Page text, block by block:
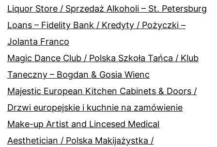
Liquor Store / Sprzedaż Alkoholi – St. Petersburg
Loans – Fidelity Bank / Kredyty / Pożyczki –
Jolanta Franco
Magic Dance Club / Polska Szkoła Tańca / Klub
Taneczny – Bogdan & Gosia Wienc
Majestic European Kitchen Cabinets & Doors /
Drzwi europejskie i kuchnie na zamówienie
Make-up Artist and Lincesed Medical
Aesthetician / Polska Makijażystka /